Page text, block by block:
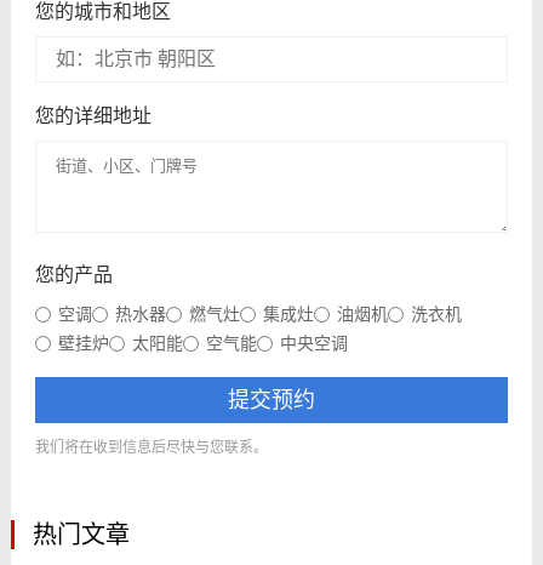
您的城市和地区
您的详细地址
您的产品
空调 热水器 燃气灶 集成灶 油烟机
洗衣机
壁挂炉
太阳能 空气能 中央空调
提交预约
我们将在收到信息后尽快与您联系。
热门文章